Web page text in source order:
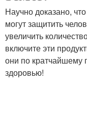
Научно доказано,
могут защитить
увеличить
включите эти
они по кратчайшему
здоровью!